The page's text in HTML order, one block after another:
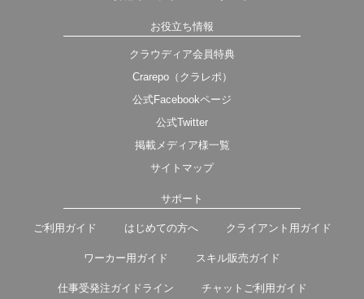
お役立ち情報
クラウディア会員特典
Crarepo（クラレポ）
公式Facebookページ
公式Twitter
掲載メディア様一覧
サイトマップ
サポート
ご利用ガイド はじめての方へ クライアント用ガイド
ワーカー用ガイド スキル販売ガイド
仕事受発注ガイドライン チャットご利用ガイド